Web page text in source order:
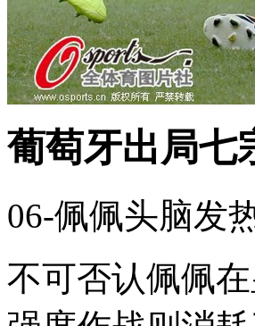
葡萄牙出局七
06-佩佩头脑发
不可否认佩佩